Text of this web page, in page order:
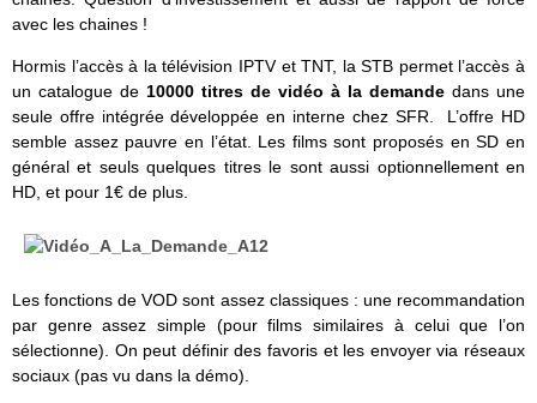
avec les chaines !
Hormis l’accès à la télévision IPTV et TNT, la STB permet l’accès à
un catalogue de 10000 titres de vidéo à la demande dans une
seule offre intégrée développée en interne chez SFR. L’offre HD
semble assez pauvre en l’état. Les films sont proposés en SD en
général et seuls quelques titres le sont aussi optionnellement en
HD, et pour 1€ de plus.
Les fonctions de VOD sont assez classiques : une recommandation
par genre assez simple (pour films similaires à celui que l’on
sélectionne). On peut définir des favoris et les envoyer via réseaux
sociaux (pas vu dans la démo).